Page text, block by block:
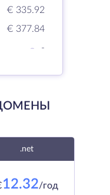
€ 335.92
€ 377.84
- -
.net
12.32/год